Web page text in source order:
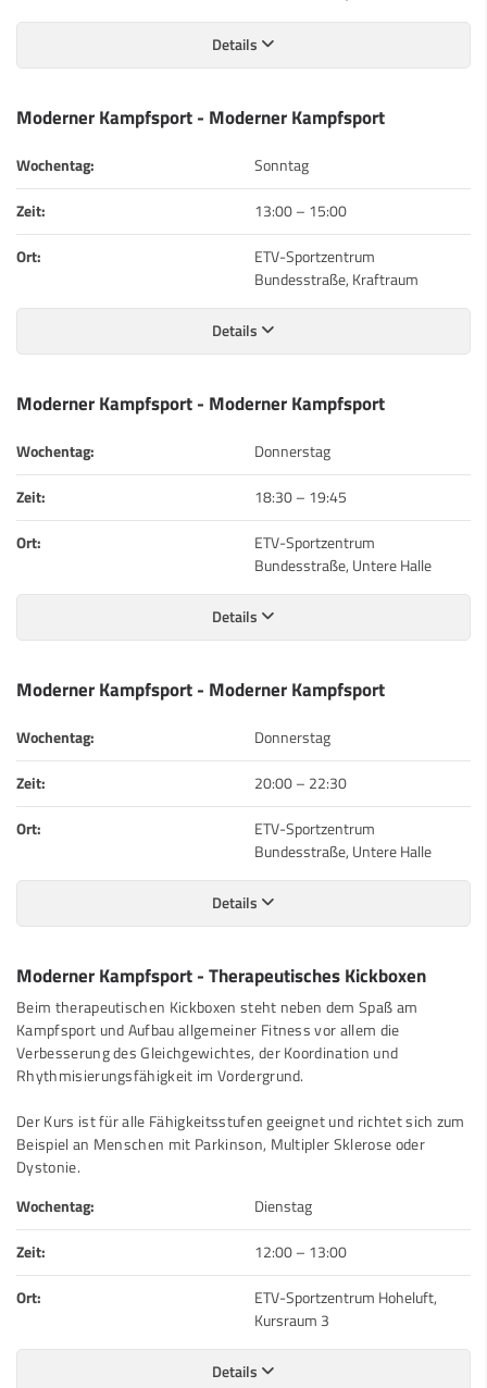
Details
Moderner Kampfsport - Moderner Kampfsport
Wochentag:
Sonntag
Zeit:
13:00– 15:00
Ort:
ETV-Sportzentrum
Bundesstraße, Kraftraum
Details
Moderner Kampfsport - Moderner Kampfsport
Wochentag:
Donnerstag
Zeit:
18:30– 19:45
Ort:
ETV-Sportzentrum
Bundesstraße, Untere Halle
Details
Moderner Kampfsport - Moderner Kampfsport
Wochentag:
Donnerstag
Zeit:
20:00– 22:30
Ort:
ETV-Sportzentrum
Bundesstraße, Untere Halle
Details
Moderner Kampfsport - Therapeutisches Kickboxen
Beim therapeutischen Kickboxen steht neben dem Spaß am
Kampfsport und Aufbau allgemeiner Fitness vor allem die
Verbesserung des Gleichgewichtes, der Koordination und
Rhythmisierungsfähigkeit im Vordergrund.
Der Kurs ist für alle Fähigkeitsstufen geeignet und richtet sich zum
Beispiel an Menschen mit Parkinson, Multipler Sklerose oder
Dystonie.
Wochentag:
Dienstag
Zeit:
12:00– 13:00
Ort:
ETV-Sportzentrum Hoheluft,
Kursraum 3
Details